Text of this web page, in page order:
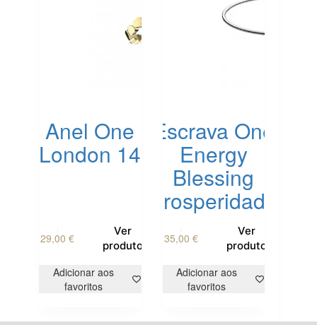
Anel One
London 14
29,00€
Ver
produto
product
multiple
variants.
Adicionar aos
favoritos
Escrava One
Energy
Blessing
Prosperidade
35,00 €
Ver
produto
Adicionar aos
favoritos